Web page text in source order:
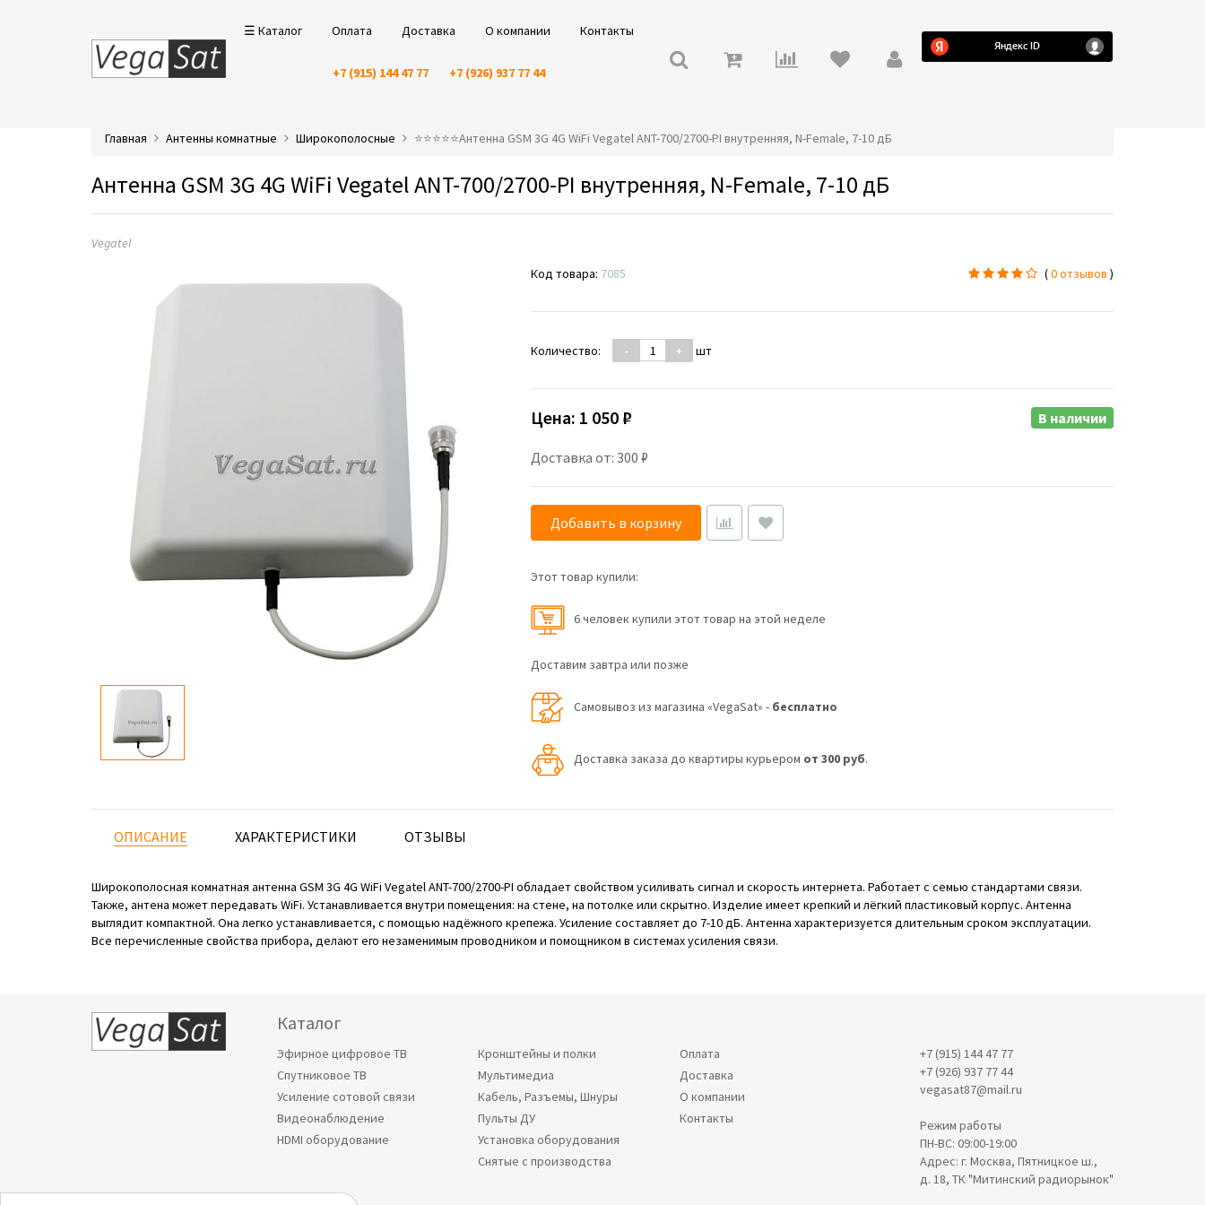
☰ Каталог Оплата Доставка О компании Контакты
+7 (915) 144 47 77 +7 (926) 937 77 44
Главная Антенны комнатные Широкополосные ⭐️⭐️⭐️⭐️⭐️Антенна GSM 3G 4G WiFi Vegatel ANT-700/2700-PI внутренняя, N-Female, 7-10 дБ
Антенна GSM 3G 4G WiFi Vegatel ANT-700/2700-PI внутренняя, N-Female, 7-10 дБ
Vegatel
Код товара: 7085 (0 отзывов )
Количество: - + шт
Цена: 1 050 ₽
Доставка от: 300 ₽
В наличии
Добавить в корзину
Этот товар купили:
6 человек купили этот товар на этой неделе
Доставим завтра или позже
Самовывоз из магазина «VegaSat» - бесплатно
Доставка заказа до квартиры курьером от 300 руб.
ОПИСАНИЕ ХАРАКТЕРИСТИКИ ОТЗЫВЫ
Широкополосная комнатная антенна GSM 3G 4G WiFi Vegatel ANT-700/2700-PI обладает свойством усиливать сигнал и скорость интернета. Работает с семью стандартами связи.
Также, антена может передавать WiFi. Устанавливается внутри помещения: на стене, на потолке или скрытно. Изделие имеет крепкий и лёгкий пластиковый корпус. Антенна
выглядит компактной. Она легко устанавливается, с помощью надёжного крепежа. Усиление составляет до 7-10 дБ. Антенна характеризуется длительным сроком эксплуатации.
Все перечисленные свойства прибора, делают его незаменимым проводником и помощником в системах усиления связи.
Каталог
Эфирное цифровое ТВ
Спутниковое ТВ
Усиление сотовой связи
Видеонаблюдение
HDMI оборудование
Кронштейны и полки
Мультимедиа
Кабель, Разъемы, Шнуры
Пульты ДУ
Установка оборудования
Снятые с производства
Оплата
Доставка
О компании
Контакты
+7 (915) 144 47 77
+7 (926) 937 77 44
vegasat87@mail.ru
Режим работы
ПН-ВС: 09:00-19:00
Адрес: г. Москва, Пятницкое ш.,
д. 18, ТК "Митинский радиорынок"